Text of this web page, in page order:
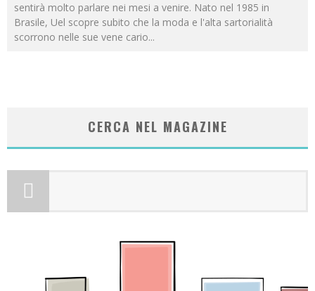
sentirà molto parlare nei mesi a venire. Nato nel 1985 in
Brasile, Uel scopre subito che la moda e l'alta sartorialità
scorrono nelle sue vene cario...
CERCA NEL MAGAZINE